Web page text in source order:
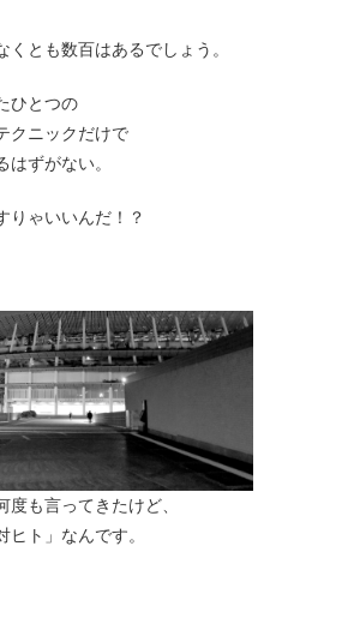
くとも数百はあるでしょう。
ひとつの
クニックだけで
はずがない。
りゃいいんだ！？
度も言ってきたけど、
ヒト」なんです。